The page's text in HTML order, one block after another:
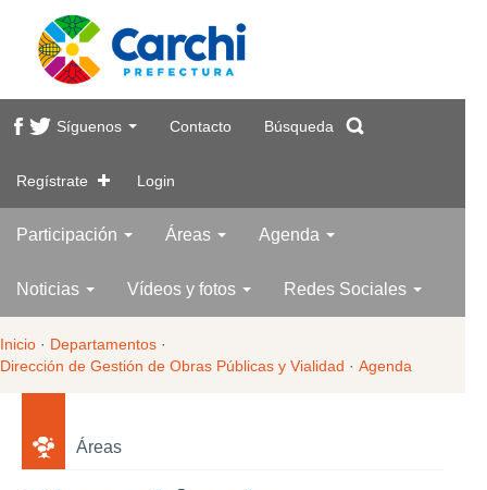
Síguenos Contacto Búsqueda
Regístrate Login
Participación Áreas Agenda
Noticias Vídeos y fotos Redes Sociales
Inicio · Departamentos ·
Dirección de Gestión de Obras Públicas y Vialidad · Agenda
Áreas